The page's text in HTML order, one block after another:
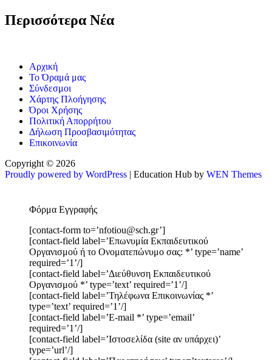
Περισσότερα Νέα
Αρχική
Το Όραμά μας
Σύνδεσμοι
Χάρτης Πλοήγησης
Όροι Χρήσης
Πολιτική Απορρήτου
Δήλωση Προσβασιμότητας
Επικοινωνία
Copyright © 2026
Proudly powered by WordPress | Education Hub by WEN Themes
Φόρμα Εγγραφής
[contact-form to=’nfotiou@sch.gr’]
[contact-field label=’Επωνυμία Εκπαιδευτικού
Οργανισμού ή το Ονοματεπώνυμο σας: *’ type=’name’
required=’1’/]
[contact-field label=’Διεύθυνση Εκπαιδευτικού
Οργανισμού *’ type=’text’ required=’1’/]
[contact-field label=’Τηλέφωνα Επικοινωνίας *’
type=’text’ required=’1’/]
[contact-field label=’E-mail *’ type=’email’
required=’1’/]
[contact-field label=’Ιστοσελίδα (site αν υπάρχει)’
type=’url’/]